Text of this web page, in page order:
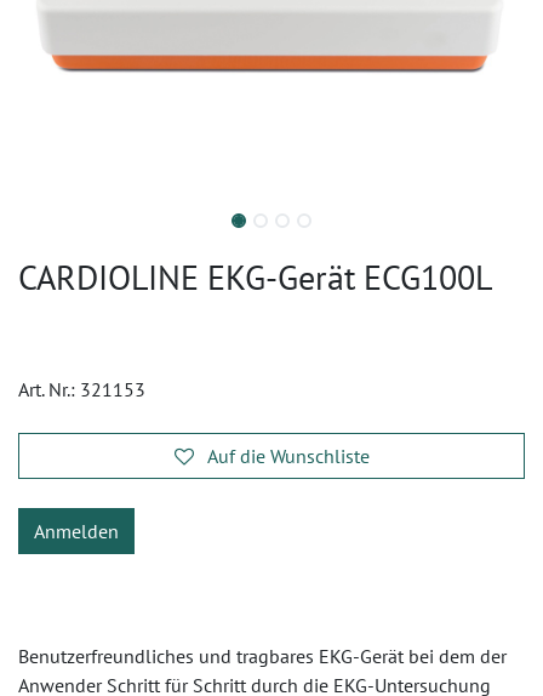
CARDIOLINE EKG-Gerät ECG100L
Art. Nr.: 321153
Auf die Wunschliste
Anmelden
Benutzerfreundliches und tragbares EKG-Gerät bei dem der
Anwender Schritt für Schritt durch die EKG-Untersuchung